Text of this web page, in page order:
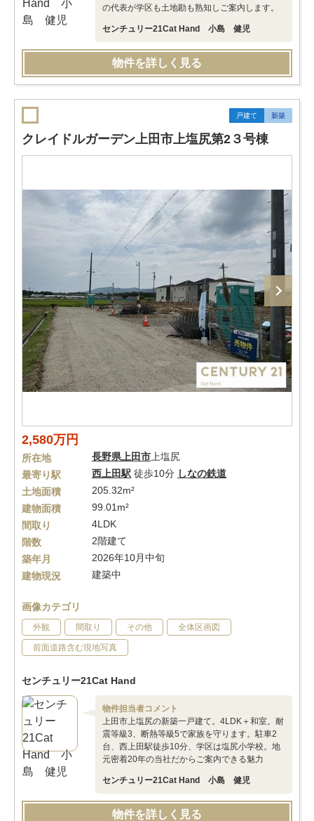
の代表が学区も土地勘も熟知しご案内します。
センチュリー21Cat Hand 小島 健児
物件を詳しく見る
戸建て 新築
クレイドルガーデン上田市上塩尻第2３号棟
2,580万円
所在地 長野県 上田市 上塩尻
最寄り駅
西上田駅 徒歩10分 しなの鉄道
土地面積
205.32m²
建物面積
99.01m²
間取り
4LDK
階数
2階建て
築年月
2026年10月中旬
建物現況
建築中
画像カテゴリ
外観 間取り その他 全体区画図
前面道路含む現地写真
センチュリー21Cat Hand
物件担当者コメント
上田市上塩尻の新築一戸建て。4LDK＋和室。耐
震等級3、断熱等級5で家族を守ります。駐車2
台、西上田駅徒歩10分、学区は塩尻小学校。地
元密着20年の当社だからご案内できる魅力
センチュリー21Cat Hand 小島 健児
物件を詳しく見る